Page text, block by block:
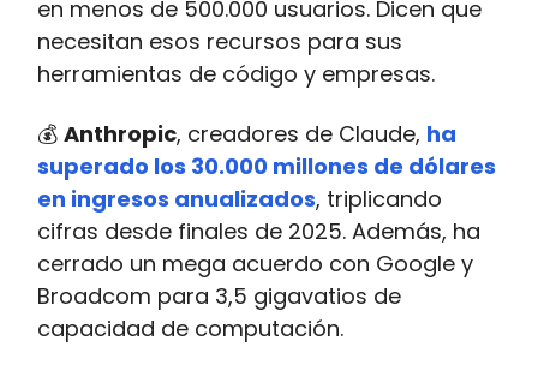
en menos de 500.000 usuarios. Dicen que
necesitan esos recursos para sus
herramientas de código y empresas.
💰 Anthropic, creadores de Claude, ha
superado los 30.000 millones de dólares
en ingresos anualizados, triplicando
cifras desde finales de 2025. Además, ha
cerrado un mega acuerdo con Google y
Broadcom para 3,5 gigavatios de
capacidad de computación.